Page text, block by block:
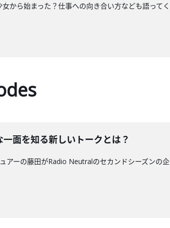
から始まった？仕事への向き合い方なども語ってく
面を知る新しいトークとは？
ーの藤田がRadio Neutralのセカンドシーズンの